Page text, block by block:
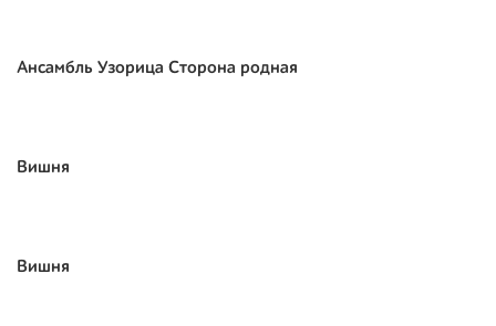
Ансамбль Узорица Сторона родная
Вишня
Вишня